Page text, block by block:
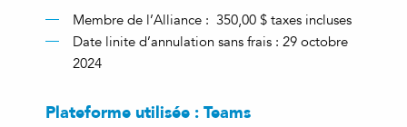
Membre de l’Alliance : 350,00 $ taxes incluses
Date linite d’annulation sans frais : 29 octobre
2024
Plateforme utilisée : Teams